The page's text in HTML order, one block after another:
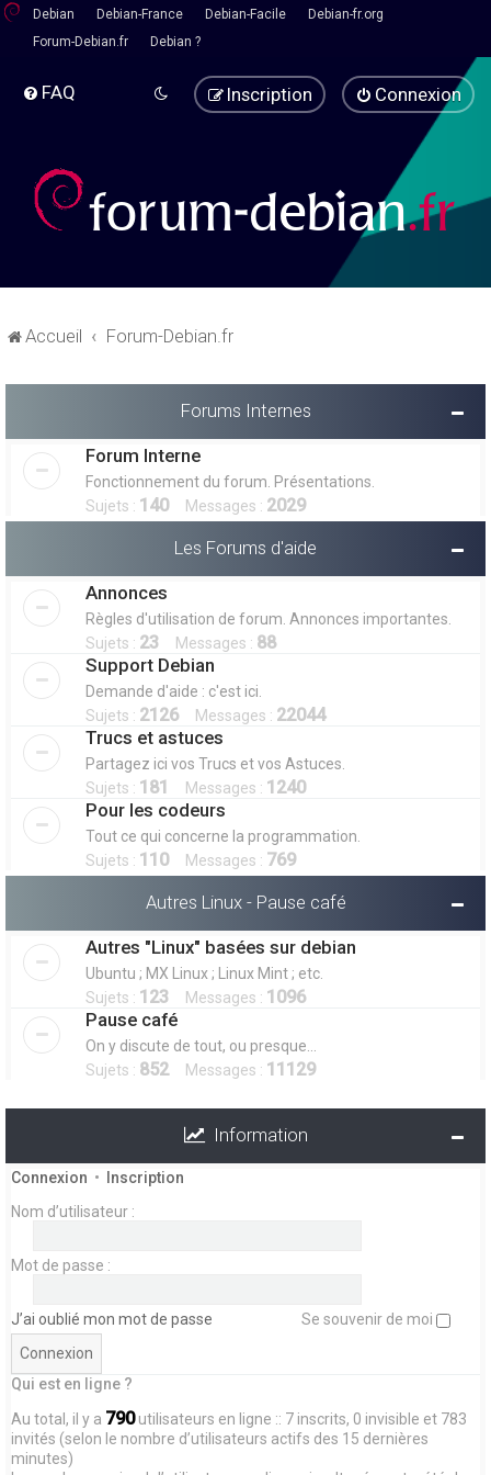
Debian Debian-France Debian-Facile
Debian-fr.org
Forum-Debian.fr
Debian ?
FAQ Connexion
Inscription
Accueil Forum-Debian.fr
Forums Internes
Forum Interne
Fonctionnement du forum. Présentations.
Sujets : 140Messages : 2029
Les Forums d'aide
Annonces
Règles d'utilisation de forum. Annonces importantes.
Sujets : 23 Messages : 88
Support Debian
Demande d'aide : c'est ici.
Sujets : 2126Messages : 22044
Trucs et astuces
Partagez ici vos Trucs et vos Astuces.
Sujets : 181 Messages : 1240
Pour les codeurs
Tout ce qui concerne la programmation.
Sujets : 110Messages : 769
Autres Linux - Pause café
Autres "Linux" basées sur debian
Ubuntu ; MX Linux ; Linux Mint ; etc.
Sujets : 123 Messages : 1096
Pause café
On y discute de tout, ou presque...
Sujets : 852Messages : 11129
Information
Connexion •
Inscription
Nom d’utilisateur :
Mot de passe :
J’ai oublié mon mot de passe Se souvenir de moi
Qui est en ligne ?
Au total, il y a 790utilisateurs en ligne :: 7 inscrits, 0 invisible et 783
invités (selon le nombre d’utilisateurs actifs des 15 dernières
minutes)